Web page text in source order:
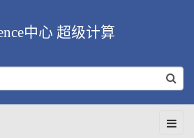
中心 超级计算